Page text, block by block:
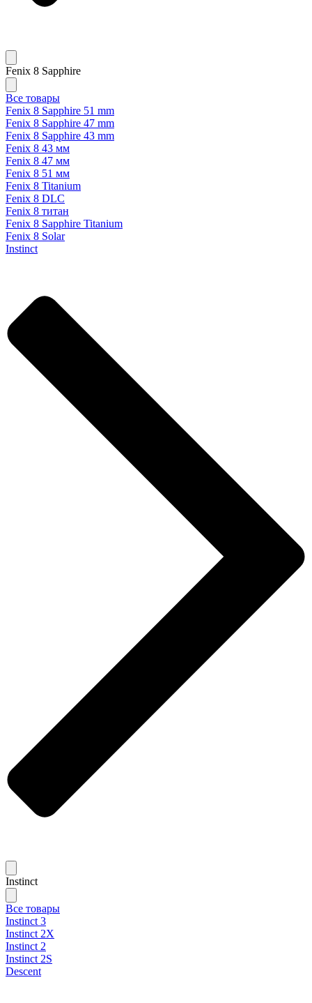
Fenix 8 Sapphire
Все товары
Fenix 8 Sapphire 51 mm
Fenix 8 Sapphire 47 mm
Fenix 8 Sapphire 43 mm
Fenix 8 43 мм
Fenix 8 47 мм
Fenix 8 51 мм
Fenix 8 Titanium
Fenix 8 DLC
Fenix 8 титан
Fenix 8 Sapphire Titanium
Fenix 8 Solar
Instinct
Instinct
Все товары
Instinct 3
Instinct 2X
Instinct 2
Instinct 2S
Descent